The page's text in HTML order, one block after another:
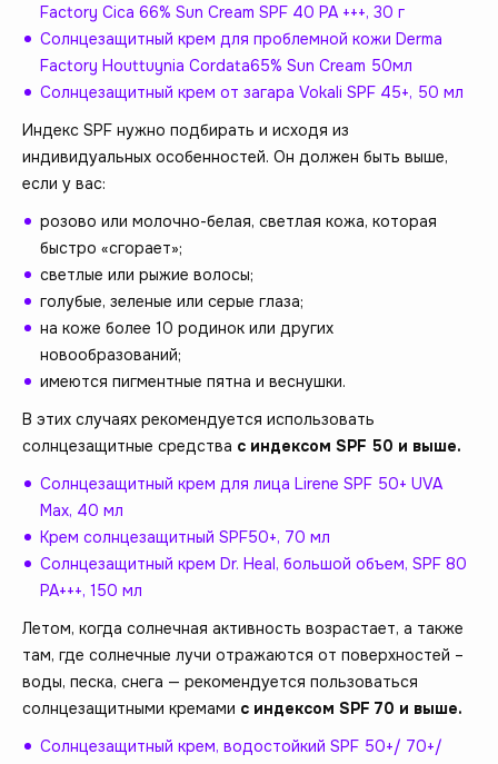
Factory Cica 66% Sun Cream SPF 40 PA +++, 30 г
Солнцезащитный крем для проблемной кожи Derma
Factory Houttuynia Cordata65% Sun Cream 50мл
Солнцезащитный крем от загара Vokali SPF 45+, 50 мл
Индекс SPF нужно подбирать и исходя из
индивидуальных особенностей. Он должен быть выше,
если у вас:
розово или молочно-белая, светлая кожа, которая
быстро «сгорает»;
светлые или рыжие волосы;
голубые, зеленые или серые глаза;
на коже более 10 родинок или других
новообразований;
имеются пигментные пятна и веснушки.
В этих случаях рекомендуется использовать
солнцезащитные средства с индексом SPF 50 и выше.
Солнцезащитный крем для лица Lirene SPF 50+ UVA
Max, 40 мл
Крем солнцезащитный SPF50+, 70 мл
Солнцезащитный крем Dr. Heal, большой объем, SPF 80
PA+++, 150 мл
Летом, когда солнечная активность возрастает, а также
там, где солнечные лучи отражаются от поверхностей –
воды, песка, снега — рекомендуется пользоваться
солнцезащитными кремами с индексом SPF 70 и выше.
Солнцезащитный крем, водостойкий SPF 50+/ 70+/